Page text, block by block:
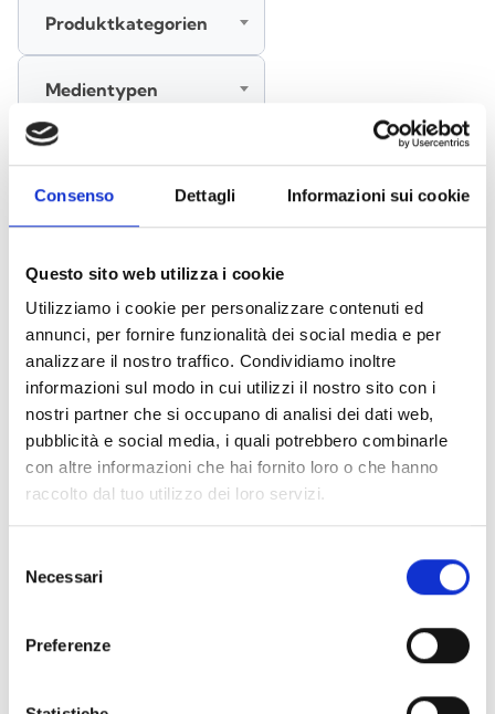
Consenso Dettagli Informazioni sui cookie
Questo sito web utilizza i cookie
Utilizziamo i cookie per personalizzare contenuti ed
annunci, per fornire funzionalità dei social media e per
analizzare il nostro traffico. Condividiamo inoltre
informazioni sul modo in cui utilizzi il nostro sito con i
nostri partner che si occupano di analisi dei dati web,
pubblicità e social media, i quali potrebbero combinarle
con altre informazioni che hai fornito loro o che hanno
raccolto dal tuo utilizzo dei loro servizi.
delNecessari
Preferenze
Zubehör für EB00-Meldersockel - Materialien(47)
Dokumente (6992)
Alle auswählen
Melden Sie sich an, bevor Sie Inhalte über das Symbol
herunterladen lock
Produktkategorien
Medientypen